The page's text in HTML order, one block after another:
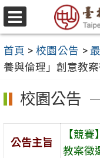
跳
至
要
內
容
區
選
單
首頁 > 校園公告 >
養與倫理」創意教
校園公告
公告主旨
【競
教案徵